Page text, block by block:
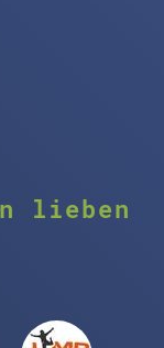
lieben